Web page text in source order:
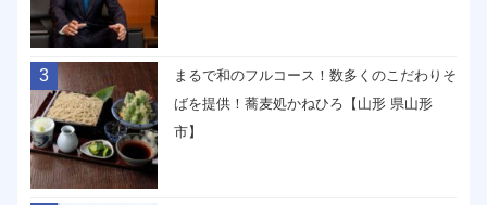
3
まるで和のフルコース！数多くのこだわりそ
ばを提供！蕎麦処かねひろ【山形 県山形
市】